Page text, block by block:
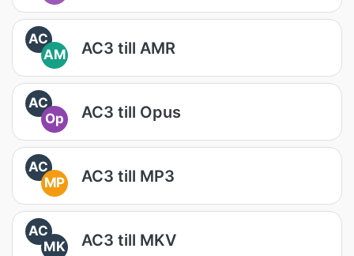
AC
AM
AC3 till AMR
AC
Op
AC3 till Opus
AC
MP
AC3 till MP3
AC
MK
AC3 till MKV